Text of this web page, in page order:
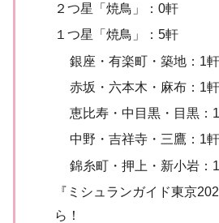
２つ星「焼鳥」：0軒
１つ星「焼鳥」：5軒
銀座・有楽町・築地：1軒
赤坂・六本木・麻布：1軒
恵比寿・中目黒・目黒：
中野・吉祥寺・三鷹：1軒
錦糸町・押上・新小岩：
『ミシュランガイド東京
ら！